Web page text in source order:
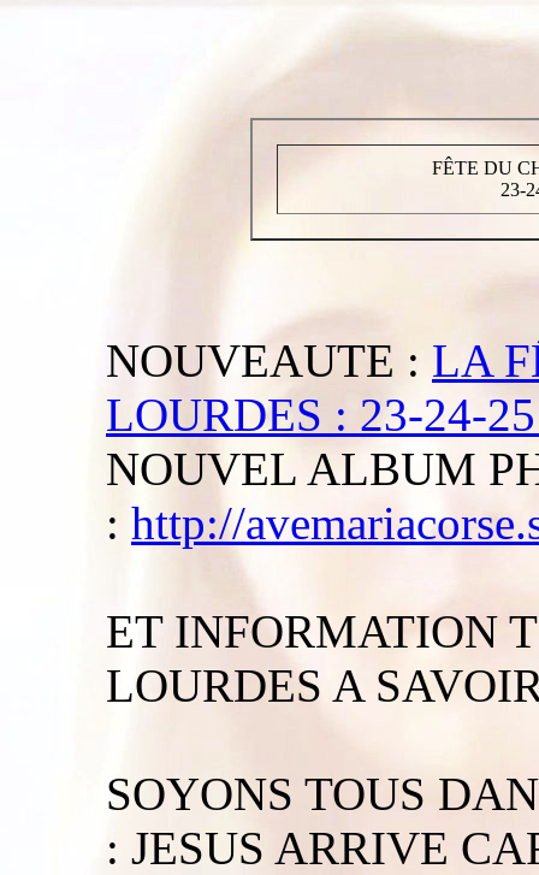
FÊTE DU
23-
NOUVEAUTE : LA
LOURDES : 23-24-
NOUVEL ALBUM
: http://
ET INFORMATION
LOURDES A
SOYONS TOUS
: JESUS ARRIVE